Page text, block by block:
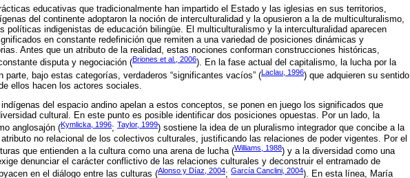
educativas que tradicionalmente han impartido el Estado y las iglesias en sus territorios,
del continente adoptaron la noción de interculturalidad y la opusieron a la de multiculturalismo,
políticas indigenistas de educación bilingüe. El multiculturalismo y la interculturalidad aparecen
en constante redefinición que remiten a una variedad de posiciones dinámicas y
Antes que un atributo de la realidad, estas nociones conforman construcciones históricas,
disputa y negociación (Briones et al., 2006). En la fase actual del capitalismo, la lucha por la
parte, bajo estas categorías, verdaderos “significantes vacíos” (Laclau, 1996) que adquieren su sentido
ellos hacen los actores sociales.
del espacio andino apelan a estos conceptos, se ponen en juego los significados que
cultural. En este punto es posible identificar dos posiciones opuestas. Por un lado, la
anglosajón (Kymlicka, 1996; Taylor, 1999) sostiene la idea de un pluralismo integrador que concibe a la
no relacional de los colectivos culturales, justificando las relaciones de poder vigentes. Por el
que entienden a la cultura como una arena de lucha (Williams, 1988) y a la diversidad como una
denunciar el carácter conflictivo de las relaciones culturales y deconstruir el entramado de
en el diálogo entre las culturas (Alonso y Díaz, 2004; García Canclini, 2004). En esta línea, María